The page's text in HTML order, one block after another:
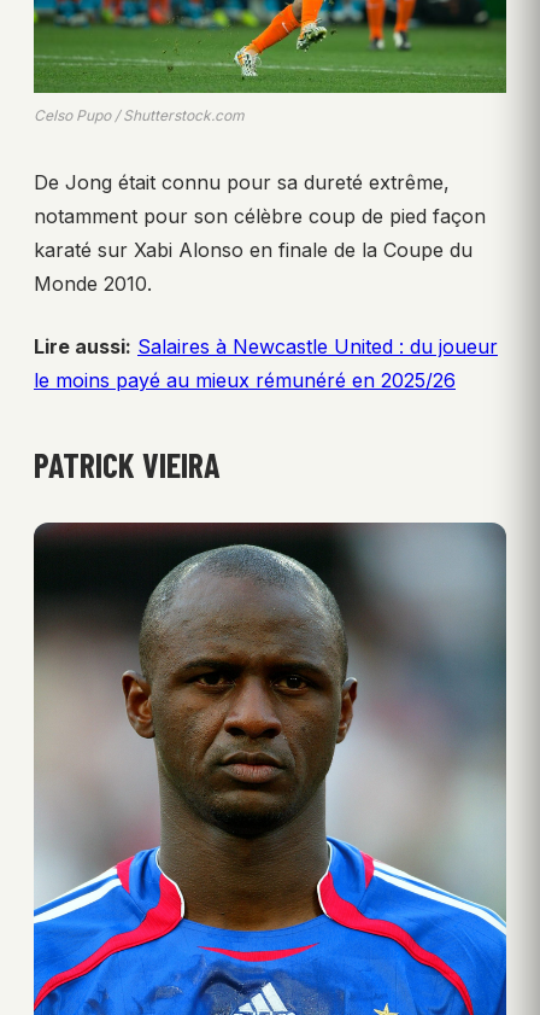
Celso Pupo / Shutterstock.com
De Jong était connu pour sa dureté extrême,
notamment pour son célèbre coup de pied façon
karaté sur Xabi Alonso en finale de la Coupe du
Monde 2010.
Lire aussi: Salaires à Newcastle United : du joueur
le moins payé au mieux rémunéré en 2025/26
PATRICK VIEIRA